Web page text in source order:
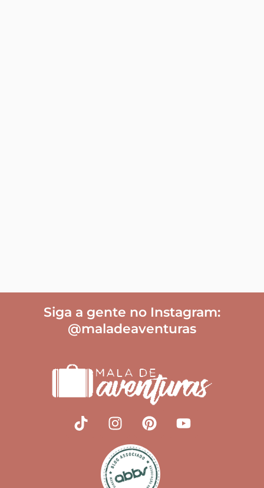
Siga a gente no Instagram:
@maladeaventuras
T
i
I
n
s
t
a
P
i
t
e
Y
o